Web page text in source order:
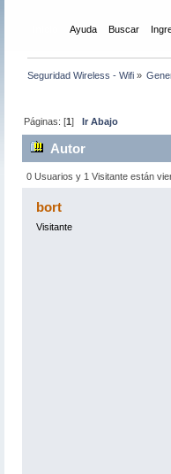
Ayuda Buscar
Seguridad Wireless - Wifi »
Páginas: [1]Ir Abajo
Autor
0 Usuarios y 1 Visitante están
bort
Visitante